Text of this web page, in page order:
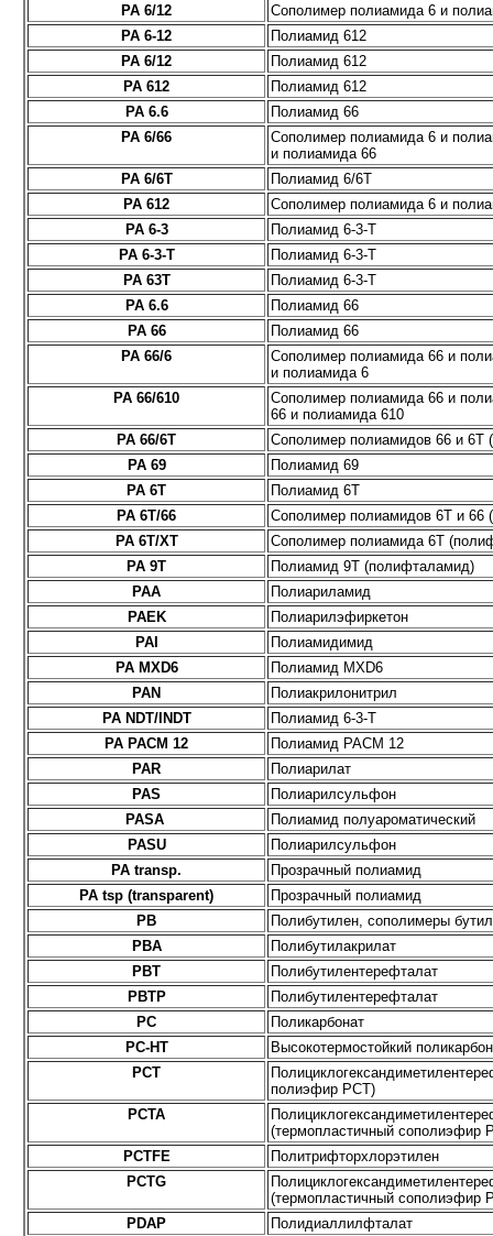
PA 6/12
Сополимер полиамида 6 и
PA 6-12
Полиамид 612
PA 6/12
Полиамид 612
PA 612
Полиамид 612
PA 6.6
Полиамид 66
PA 6/66
Сополимер полиамида 6 и
и полиамида 66
PA 6/6T
Полиамид 6/6T
PA 612
Сополимер полиамида 6 и
PA 6-3
Полиамид 6-3-T
PA 6-3-T
Полиамид 6-3-T
PA 63T
Полиамид 6-3-T
PA 6.6
Полиамид 66
PA 66
Полиамид 66
PA 66/6
Сополимер полиамида 66 и
и полиамида 6
PA 66/610
Сополимер полиамида 66 и
66 и полиамида 610
PA 66/6T
Сополимер полиамидов 66 и 6T
PA 69
Полиамид 69
PA 6T
Полиамид 6T
PA 6T/66
Сополимер полиамидов 6T и 66
PA 6T/XT
Сополимер полиамида 6T
PA 9T
Полиамид 9T (полифталамид)
PAA
Полиариламид
PAEK
Полиарилэфиркетон
PAI
Полиамидимид
PA MXD6
Полиамид MXD6
PAN
Полиакрилонитрил
PA NDT/INDT
Полиамид 6-3-Т
PA PACM 12
Полиамид PACM 12
PAR
Полиарилат
PAS
Полиарилсульфон
PASA
Полиамид полуароматический
PASU
Полиарилсульфон
PA transp.
Прозрачный полиамид
PA tsp (transparent)
Прозрачный полиамид
PB
Полибутилен, сополимеры
PBA
Полибутилакрилат
PBT
Полибутилентерефталат
PBTP
Полибутилентерефталат
PC
Поликарбонат
PC-HT
Высокотермостойкий
PCT
полиэфир PCT)
PCTA
(термопластичный сополиэфир
PCTFE
Политрифторхлорэтилен
PCTG
(термопластичный сополиэфир
PDAP
Полидиаллилфталат